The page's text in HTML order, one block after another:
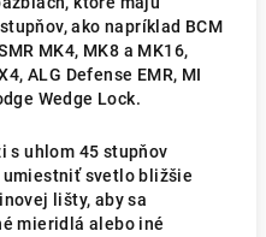
ako napríklad BCM
MK4, MK8 a MK16,
ALG Defense EMR, MI
Wedge Lock.
s uhlom 45 stupňov
svetlo bližšie
lišty, aby sa
mieridlá alebo iné